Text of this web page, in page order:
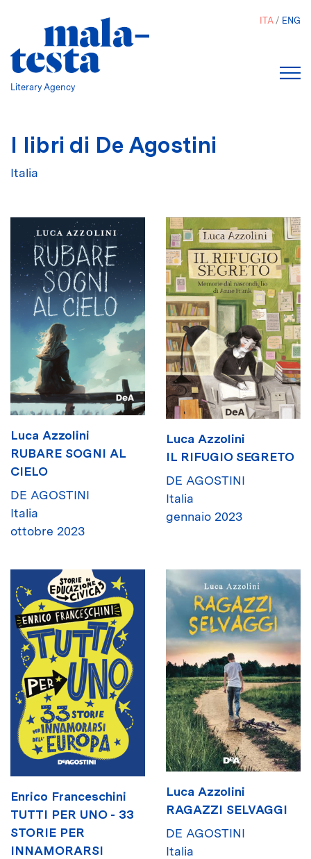
Literary Agency
ITA ENG
I libri di De Agostini
Italia
Luca Azzolini
RUBARE SOGNI AL
CIELO
DE AGOSTINI
Italia
ottobre 2023
Luca Azzolini
IL RIFUGIO SEGRETO
DE AGOSTINI
Italia
gennaio 2023
Enrico Franceschini
TUTTI PER UNO - 33
STORIE PER
INNAMORARSI
Luca Azzolini
RAGAZZI SELVAGGI
DE AGOSTINI
Italia